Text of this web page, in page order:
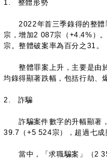
1. 整體形勢
2022年首三季錄得的整體
宗，增加2 087宗（+4.4%）
宗。整體破案率為百分之31。
整體罪案上升，主要是由於
均錄得顯著跌幅，包括行劫、
2. 詐騙
詐騙案件數字的升幅顯著
39.7（+5 524宗），超過七成
當中，「求職騙案」（2